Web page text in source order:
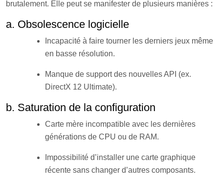
brutalement. Elle peut se manifester de plusieurs manières :
a. Obsolescence logicielle
Incapacité à faire tourner les derniers jeux même
en basse résolution.
Manque de support des nouvelles API (ex.
DirectX 12 Ultimate).
b. Saturation de la configuration
Carte mère incompatible avec les dernières
générations de CPU ou de RAM.
Impossibilité d’installer une carte graphique
récente sans changer d’autres composants.